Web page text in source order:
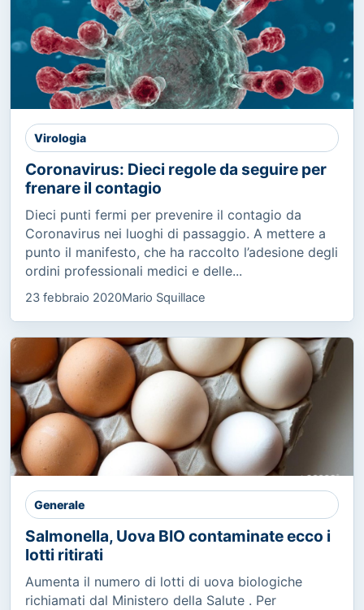
Virologia
Coronavirus: Dieci regole da seguire per
frenare il contagio
Dieci punti fermi per prevenire il contagio da
Coronavirus nei luoghi di passaggio. A mettere a
punto il manifesto, che ha raccolto l’adesione degli
ordini professionali medici e delle...
23 febbraio 2020Mario Squillace
Generale
Salmonella, Uova BIO contaminate ecco i
lotti ritirati
Aumenta il numero di lotti di uova biologiche
richiamati dal Ministero della Salute . Per